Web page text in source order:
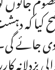
کہ
جائے